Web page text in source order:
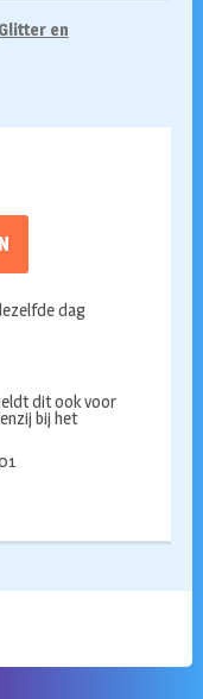
Glitter en
dag
dit ook voor
bij het